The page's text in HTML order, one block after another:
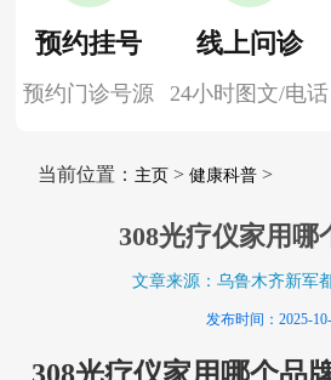
预约挂号
预约门诊号源
线上问诊
24小时图文/电话
当前位置： 主页> 健康科普>
308光疗仪家用哪
文章来源：乌鲁木齐新军
发布时间：2025-